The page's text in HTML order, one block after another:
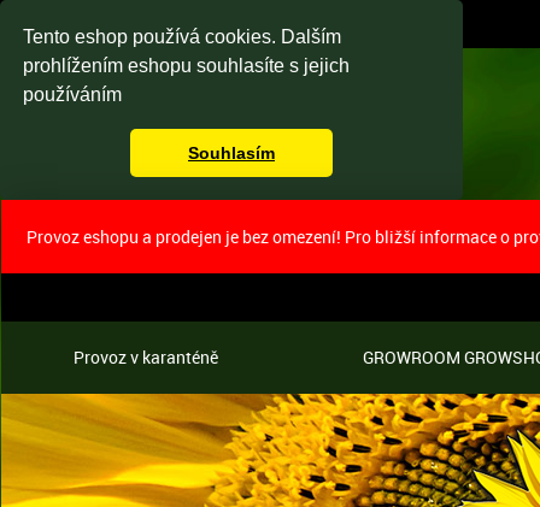
Tento eshop používá cookies. Dalším
prohlížením eshopu souhlasíte s jejich
používáním
Souhlasím
Provoz eshopu a prodejen je bez omezení! Pro bližší informace o
Provoz v karanténě GROWROOM